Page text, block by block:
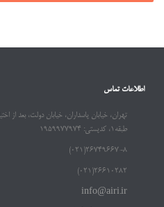
اطلاعات تماس
طبقه۱، کدپستی: ۱۹۵۹۹۷۷۹۷۴
۲۶۷۴۹۶۶۷-۸(۰۲۱)
۲۶۶۱۰۲۸۲(۰۲۱)
info@airi.ir